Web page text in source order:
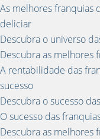
As melhores franquias
deliciar
Descubra o universo
Descubra as melhores
A rentabilidade das
sucesso
Descubra o sucesso
O sucesso das
Descubra as melhores